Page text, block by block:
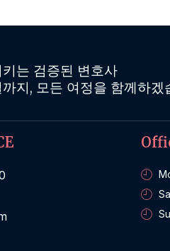
는 검증된 변호사
지, 모든 여정을 함께하겠